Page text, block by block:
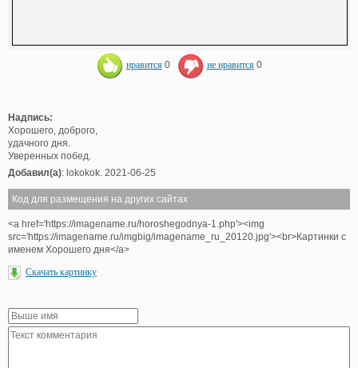
нравится 0 не нравится 0
Надпись:
Хорошего, доброго,
удачного дня.
Уверенных побед.
Добавил(а): lokokok. 2021-06-25
Код для размещения на других сайтах
<a href='https://imagename.ru/horoshegodnya-1.php'><img
src='https://imagename.ru/imgbig/imagename_ru_20120.jpg'><br>Картинки с
именем Хорошего дня</a>
Скачать картинку